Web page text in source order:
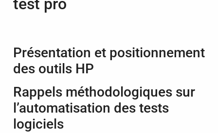
test pro
Présentation et positionnement
des outils HP
Rappels méthodologiques sur
l’automatisation des tests
logiciels